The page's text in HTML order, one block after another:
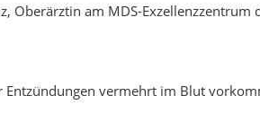
Oberärztin am MDS-
vermehrt im Blut